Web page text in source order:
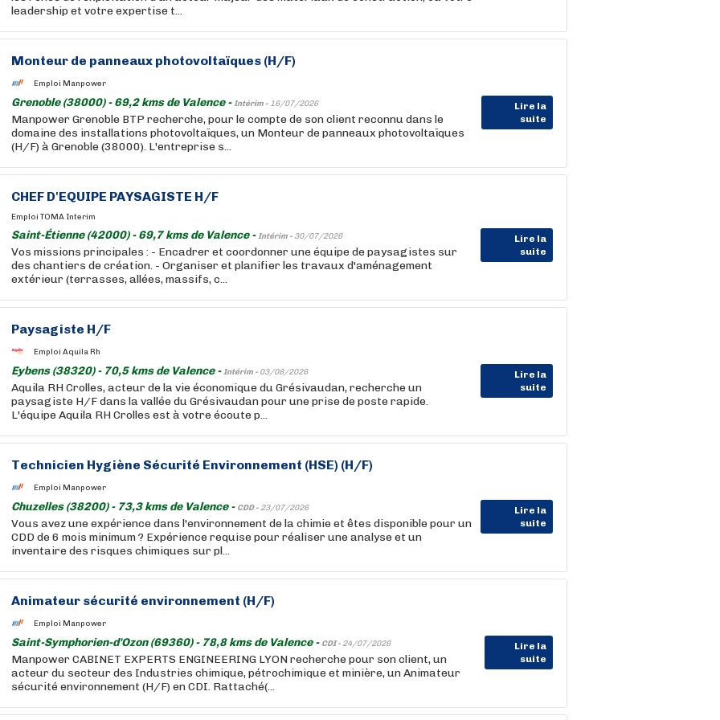
leadership et votre expertise t...
Monteur de panneaux photovoltaïques (H/F)
Emploi Manpower
Grenoble (38000) - 69,2 kms de Valence -Intérim - 16/07/2026
Lire la
suite
Manpower Grenoble BTP recherche, pour le compte de son client reconnu dans le
domaine des installations photovoltaïques, un Monteur de panneaux photovoltaïques
(H/F) à Grenoble (38000). L'entreprise s...
CHEF D'EQUIPE PAYSAGISTE H/F
Emploi TOMA Interim
Saint-Étienne (42000) - 69,7 kms de Valence -Intérim - 30/07/2026
Lire la
suite
Vos missions principales : - Encadrer et coordonner une équipe de paysagistes sur
des chantiers de création. - Organiser et planifier les travaux d'aménagement
extérieur (terrasses, allées, massifs, c...
Paysagiste H/F
Emploi Aquila Rh
Eybens (38320) - 70,5 kms de Valence -Intérim - 03/08/2026
Lire la
suite
Aquila RH Crolles, acteur de la vie économique du Grésivaudan, recherche un
paysagiste H/F dans la vallée du Grésivaudan pour une prise de poste rapide.
L'équipe Aquila RH Crolles est à votre écoute p...
Technicien Hygiène Sécurité Environnement (HSE) (H/F)
Emploi Manpower
Chuzelles (38200) - 73,3 kms de Valence - CDD - 23/07/2026
Lire la
suite
Vous avez une expérience dans l'environnement de la chimie et êtes disponible pour un
CDD de 6 mois minimum ? Expérience requise pour réaliser une analyse et un
inventaire des risques chimiques sur pl...
Animateur sécurité environnement (H/F)
Emploi Manpower
Saint-Symphorien-d'Ozon (69360) - 78,8 kms de Valence - CDI - 24/07/2026
Lire la
suite
Manpower CABINET EXPERTS ENGINEERING LYON recherche pour son client, un
acteur du secteur des Industries chimique, pétrochimique et minière, un Animateur
sécurité environnement (H/F) en CDI. Rattaché(...